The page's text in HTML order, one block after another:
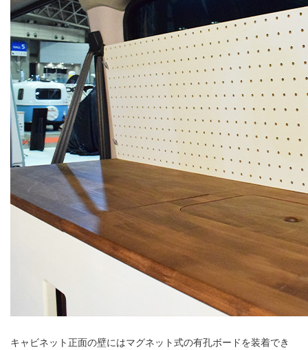
キャビネット正面の壁にはマグネット式の有孔ボードを装着でき